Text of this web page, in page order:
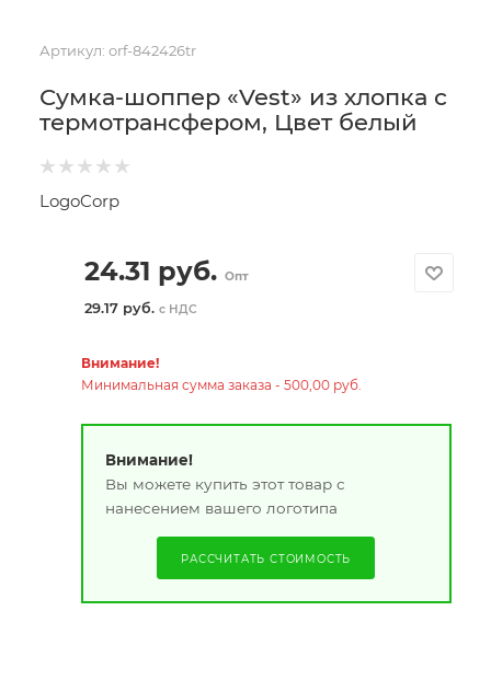
Артикул: orf-842426tr
Сумка-шоппер «Vest» из хлопка с
термотрансфером, Цвет белый
LogoCorp
24.31 руб. Опт
29.17 руб. с НДС
Внимание!
Минимальная сумма заказа - 500,00 руб.
Внимание!
Вы можете купить этот товар с
нанесением вашего логотипа
РАССЧИТАТЬ СТОИМОСТЬ